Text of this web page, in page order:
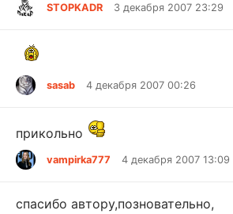
STOPKADR 3 декабря 2007 23:29
sasab 4 декабря 2007 00:26
прикольно
vampirka777 4 декабря 2007 13:09
спасибо автору,позновательно,